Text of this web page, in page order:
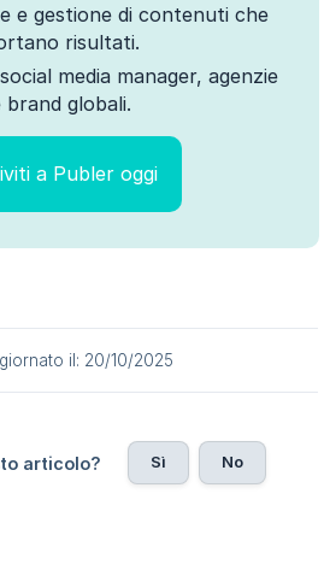
e gestione di contenuti che
risultati.
media manager, agenzie
brand globali.
a Publer oggi
il: 20/10/2025
articolo? Sì No